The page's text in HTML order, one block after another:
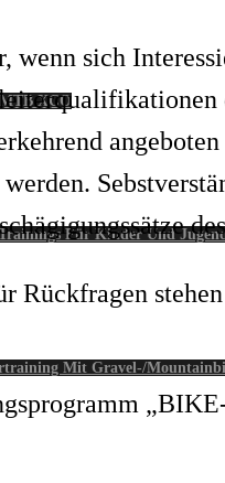
XCO
Für Kinder Und
Mit Gravel-/
wenn sich
Rückfragen